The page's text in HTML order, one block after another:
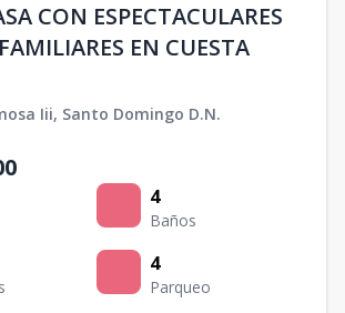
CON ESPECTACULARES
EN CUESTA
Iii, Santo Domingo D.N.
4
Baños
4
Parqueo